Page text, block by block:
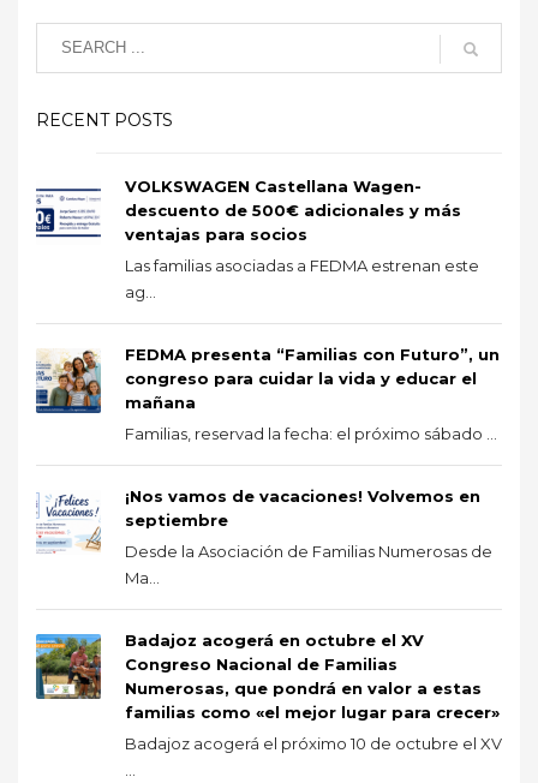
RECENT POSTS
VOLKSWAGEN Castellana Wagen-
descuento de 500€ adicionales y más
ventajas para socios
Las familias asociadas a FEDMA estrenan este
ag...
FEDMA presenta “Familias con Futuro”, un
congreso para cuidar la vida y educar el
mañana
Familias, reservad la fecha: el próximo sábado ...
¡Nos vamos de vacaciones! Volvemos en
septiembre
Desde la Asociación de Familias Numerosas de
Ma...
Badajoz acogerá en octubre el XV
Congreso Nacional de Familias
Numerosas, que pondrá en valor a estas
familias como «el mejor lugar para crecer»
Badajoz acogerá el próximo 10 de octubre el XV